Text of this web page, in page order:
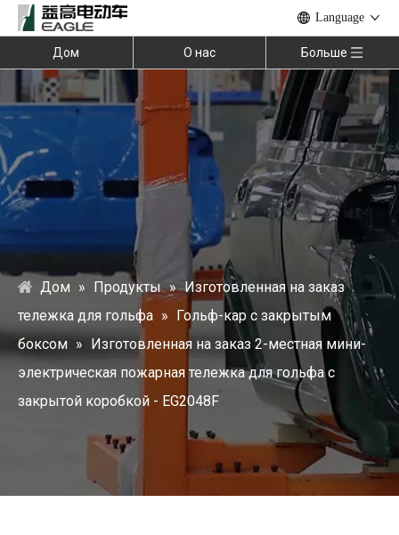
Language
Дом О нас Больше
Дом » Продукты » Изготовленная на заказ
тележка для гольфа » Гольф-кар с закрытым
боксом » Изготовленная на заказ 2-местная мини-
электрическая пожарная тележка для гольфа с
закрытой коробкой - EG2048F